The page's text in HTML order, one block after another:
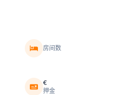
房间数
€
押金